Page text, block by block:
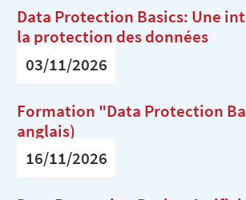
Data Protection Basics: Une
la protection des données
03/11/2026
Formation "Data Protection
anglais)
16/11/2026